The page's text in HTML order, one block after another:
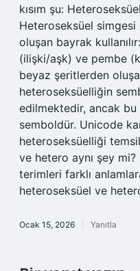
kısım şu:
Heteroseksüel
oluşan bayrak
(ilişki/aşk) ve pembe
beyaz şeritlerden
heteroseksüelliğin
edilmektedir, ancak
semboldür. Unicode
heteroseksüelliği
ve hetero aynı şey
terimleri farklı
heteroseksüel ve
Ocak 15, 2026 Yanıtla